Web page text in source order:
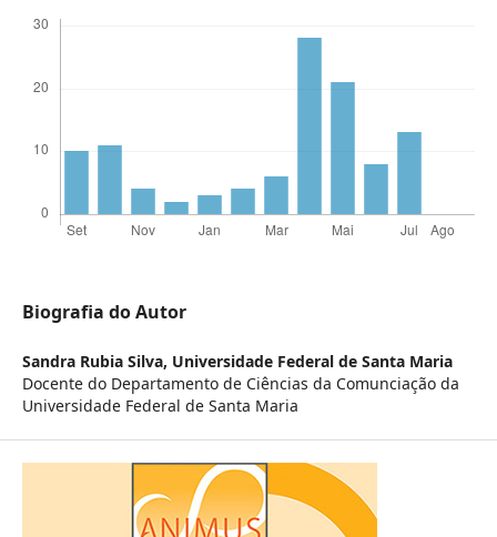
Biografia do Autor
Sandra Rubia Silva, Universidade Federal de Santa Maria
Docente do Departamento de Ciências da Comunciação da
Universidade Federal de Santa Maria